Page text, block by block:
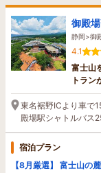
御殿
静岡>御
4.1
富士山
トラン
東名裾野ICより車で
殿場駅シャトルバス
宿泊プラン
【8月厳選】 富士山の